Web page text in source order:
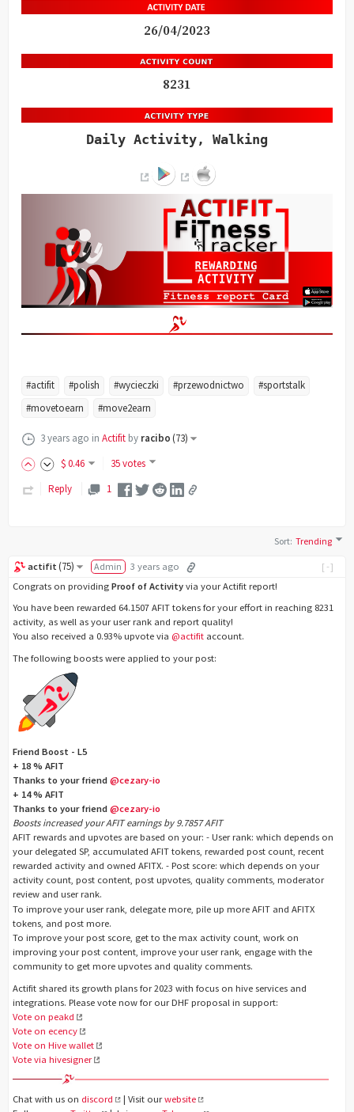
26/04/2023
8231
Daily Activity, Walking
#actifit #polish #wycieczki #przewodnictwo
#sportstalk
#movetoearn
#move2earn
3 years ago in Actifit by racibo(73)
$0.46
35 votes
Reply
1
Sort:Trending
[-]
actifit (75) Admin
3 years ago
Congrats on providing Proof of Activity via your Actifit report!
You have been rewarded 64.1507 AFIT tokens for your effort in reaching 8231
activity, as well as your user rank and report quality!
You also received a 0.93% upvote via @actifit account.
The following boosts were applied to your post:
Friend Boost - L5
+ 18 % AFIT
Thanks to your friend @cezary-io
+ 14 % AFIT
Thanks to your friend @cezary-io
Boosts increased your AFIT earnings by 9.7857 AFIT
AFIT rewards and upvotes are based on your: - User rank: which depends on
your delegated SP, accumulated AFIT tokens, rewarded post count, recent
rewarded activity and owned AFITX. - Post score: which depends on your
activity count, post content, post upvotes, quality comments, moderator
review and user rank.
To improve your user rank, delegate more, pile up more AFIT and AFITX
tokens, and post more.
To improve your post score, get to the max activity count, work on
improving your post content, improve your user rank, engage with the
community to get more upvotes and quality comments.
Actifit shared its growth plans for 2023 with focus on hive services and
integrations. Please vote now for our DHF proposal in support:
Vote on peakd
Vote on ecency
Vote on Hive wallet
Vote via hivesigner
Chat with us on discord | Visit ourwebsite